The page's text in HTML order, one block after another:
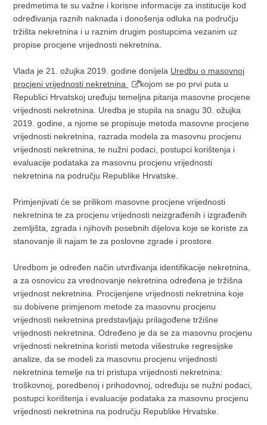
predmetima te su važne i korisne informacije za institucije kod
određivanja raznih naknada i donošenja odluka na području
tržišta nekretnina i u raznim drugim postupcima vezanim uz
propise procjene vrijednosti nekretnina.
Vlada je 21. ožujka 2019. godine donijela Uredbu o masovnoj
procjeni vrijednosti nekretnina
kojom se po prvi puta u
Republici Hrvatskoj uređuju temeljna pitanja masovne procjene
vrijednosti nekretnina. Uredba je stupila na snagu 30. ožujka
2019. godine, a njome se propisuje metoda masovne procjene
vrijednosti nekretnina, razrada modela za masovnu procjenu
vrijednosti nekretnina, te nužni podaci, postupci korištenja i
evaluacije podataka za masovnu procjenu vrijednosti
nekretnina na području Republike Hrvatske.
Primjenjivati će se prilikom masovne procjene vrijednosti
nekretnina te za procjenu vrijednosti neizgrađenih i izgrađenih
zemljišta, zgrada i njihovih posebnih dijelova koje se koriste za
stanovanje ili najam te za poslovne zgrade i prostore.
Uredbom je određen način utvrđivanja identifikacije nekretnina,
a za osnovicu za vrednovanje nekretnina određena je tržišna
vrijednost nekretnina. Procijenjene vrijednosti nekretnina koje
su dobivene primjenom metode za masovnu procjenu
vrijednosti nekretnina predstavljaju prilagođene tržišne
vrijednosti nekretnina. Određeno je da se za masovnu procjenu
vrijednosti nekretnina koristi metoda višestruke regresijske
analize, da se modeli za masovnu procjenu vrijednosti
nekretnina temelje na tri pristupa vrijednosti nekretnina:
troškovnoj, poredbenoj i prihodovnoj, određuju se nužni podaci,
postupci korištenja i evaluacije podataka za masovnu procjenu
vrijednosti nekretnina na području Republike Hrvatske.